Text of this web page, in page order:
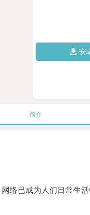
安
简介
已成为人们日常生活